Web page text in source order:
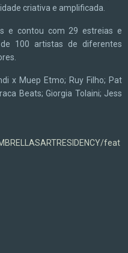
criativa e amplificada.
e contou com 29 estreias e
100 artistas de diferentes
x Muep Etmo; Ruy Filho; Pat
Beats; Giorgia Tolaini; Jess
feat